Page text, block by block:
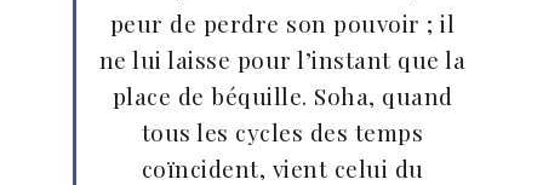
peur de perdre son pouvoir ; il
ne lui laisse pour l’instant que la
place de béquille. Soha, quand
tous les cycles des temps
coïncident, vient celui du